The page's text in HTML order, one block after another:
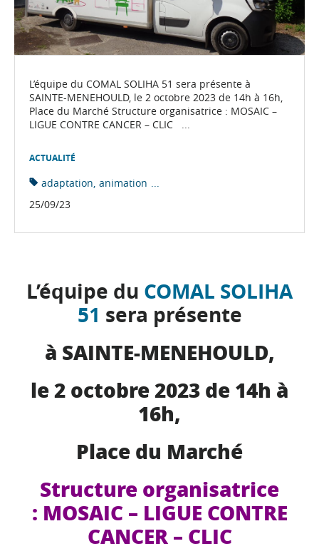
L’équipe du COMAL SOLIHA 51 sera présente à
SAINTE-MENEHOULD, le 2 octobre 2023 de 14h à 16h,
Place du Marché Structure organisatrice : MOSAIC –
LIGUE CONTRE CANCER – CLIC ...
ACTUALITÉ
adaptation animation ...
25/09/23
L’équipe du COMAL SOLIHA
51 sera présente
à SAINTE-MENEHOULD,
le 2 octobre 2023 de 14h à
16h,
Place du Marché
Structure organisatrice
: MOSAIC – LIGUE CONTRE
CANCER – CLIC